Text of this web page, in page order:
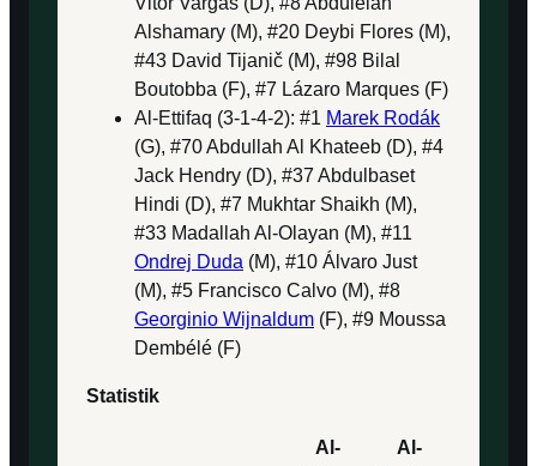
Alshamary (M), #20 Deybi Flores (M),
#43 David Tijanič (M), #98 Bilal
Boutobba (F), #7 Lázaro Marques (F)
Al-Ettifaq (3-1-4-2): #1 Marek Rodák
(G), #70 Abdullah Al Khateeb (D), #4
Jack Hendry (D), #37 Abdulbaset
Hindi (D), #7 Mukhtar Shaikh (M),
#33 Madallah Al-Olayan (M), #11
Ondrej Duda (M), #10 Álvaro Just
(M), #5 Francisco Calvo (M), #8
Georginio Wijnaldum (F), #9 Moussa
Dembélé (F)
Statistik
Al-
Al-